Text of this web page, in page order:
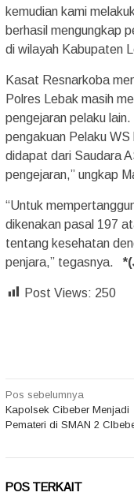
kemudian kami
berhasil mengungkap
di wilayah Kabupaten
Kasat Resnarkoba
Polres Lebak masih
pengejaran pelaku
pengakuan Pelaku
didapat dari Saudara
pengejaran,” ungkap
“Untuk
dikenakan pasal 197
tentang kesehatan
penjara,” tegasnya.
Post Views: 250
Navigasi
pos
Pos sebelumnya
Kapolsek Cibeber Menjadi
Pemateri di SMAN 2
POS TERKAIT